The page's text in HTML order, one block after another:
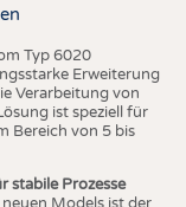
Typ 6020
Erweiterung
Verarbeitung von
ist speziell für
Bereich von 5 bis
stabile Prozesse
Models ist der